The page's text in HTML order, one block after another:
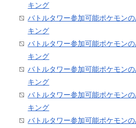
キング
バトルタワー参加可能ポケモン
キング
バトルタワー参加可能ポケモン
キング
バトルタワー参加可能ポケモン
キング
バトルタワー参加可能ポケモン
キング
バトルタワー参加可能ポケモン